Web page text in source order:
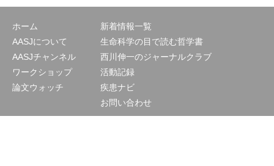
ホーム
AASJについて
AASJチャンネル
ワークショップ
論文ウォッチ
新着情報一覧
生命科学の目で読む哲学書
西川伸一のジャーナルクラブ
活動記録
疾患ナビ
お問い合わせ